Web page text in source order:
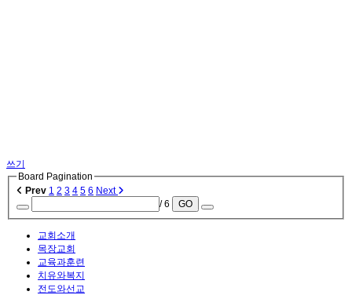
쓰기
Board Pagination
Prev 1 2 3 4 5 6 Next
/ 6
GO
교회소개
목장교회
교육과훈련
치유와복지
전도와선교